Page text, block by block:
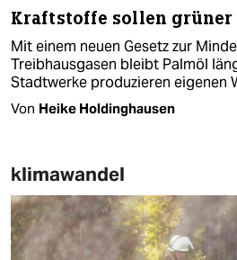
Kraftstoffe sollen grüner
Mit einem neuen Gesetz zur
Treibhausgasen bleibt Palmöl
Stadtwerke produzieren eigenen
Von Heike Holdinghausen
klimawandel